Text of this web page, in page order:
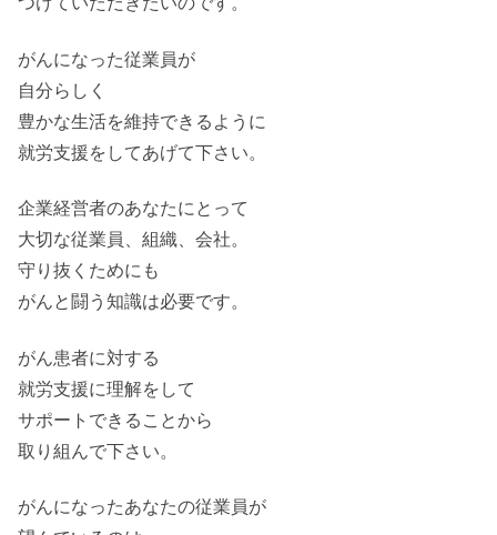
がんになった従業員が
自分らしく
豊かな生活を維持できるように
就労支援をしてあげて下さい。
企業経営者のあなたにとって
大切な従業員、組織、会社。
守り抜くためにも
がんと闘う知識は必要です。
がん患者に対する
就労支援に理解をして
サポートできることから
取り組んで下さい。
がんになったあなたの従業員が